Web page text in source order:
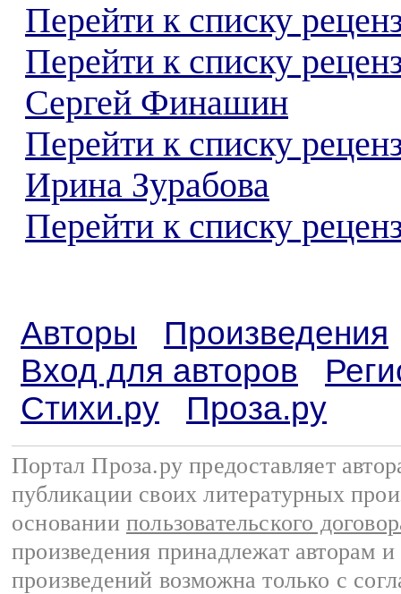
Перейти к списку
Перейти к списку
Сергей Финашин
Перейти к списку
Ирина Зурабова
Перейти к списку
Авторы
Произведения
Вход для авторов
Стихи.ру
Проза.ру
Портал Проза.ру предоставляет
публикации своих литературных
основании пользовательского
произведения принадлежат авторам
произведений возможна только с